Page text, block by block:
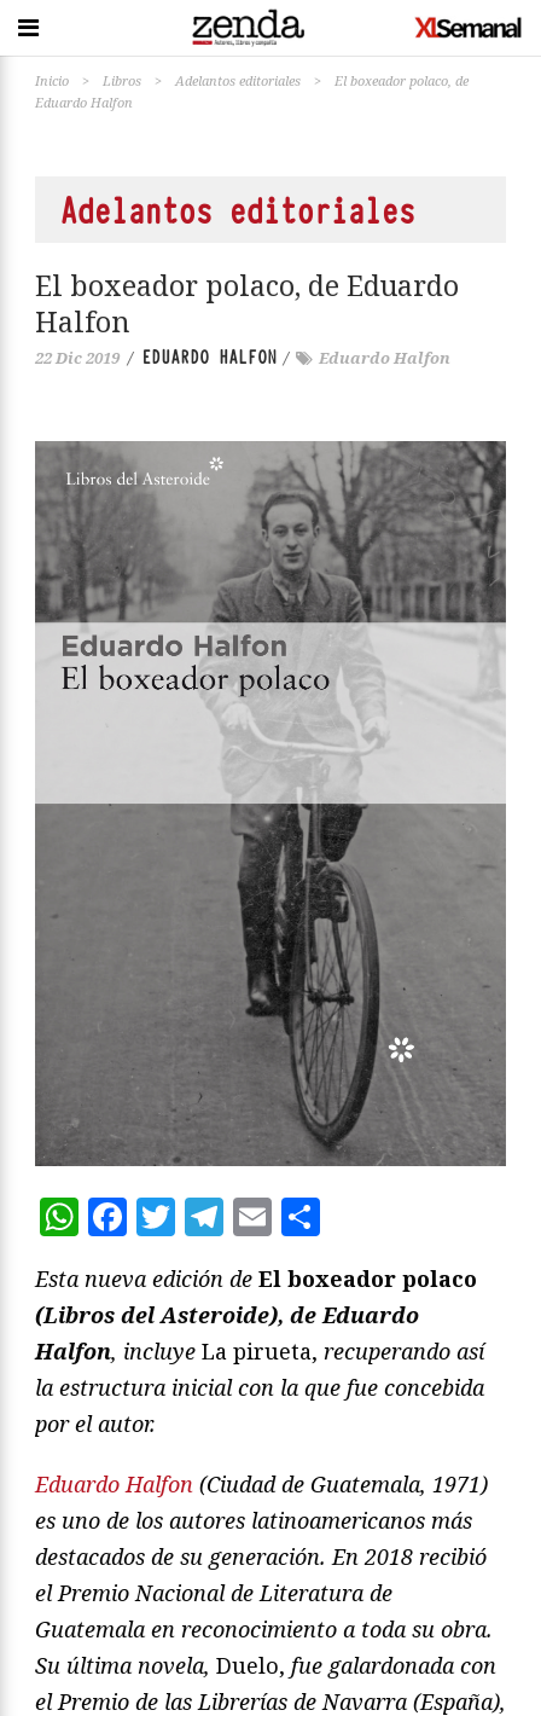
Inicio > Libros > Adelantos editoriales >
El boxeador polaco, de
Eduardo Halfon
Adelantos editoriales
El boxeador polaco, de Eduardo
Halfon
22 Dic 2019 / EDUARDO HALFON / Eduardo Halfon
WhatsApp
Facebook
Twitter
Telegram
Email
Esta nueva edición de El boxeador polaco
(Libros del Asteroide), de Eduardo
Halfon, incluye La pirueta, recuperando así
la estructura inicial con la que fue concebida
por el autor.
Eduardo Halfon (Ciudad de Guatemala, 1971)
es uno de los autores latinoamericanos más
destacados de su generación. En 2018 recibió
el Premio Nacional de Literatura de
Guatemala en reconocimiento a toda su obra.
Su última novela, Duelo, fue galardonada con
el Premio de las Librerías de Navarra (España),